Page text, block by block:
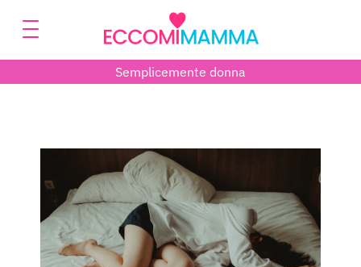
Semplicemente donna